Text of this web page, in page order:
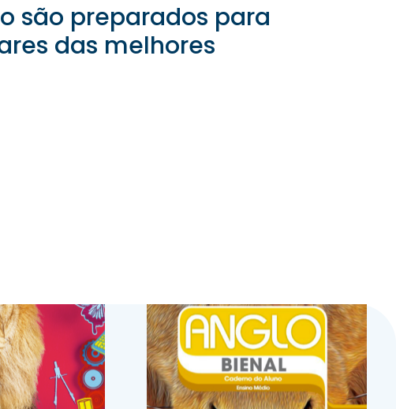
são preparados para
das melhores